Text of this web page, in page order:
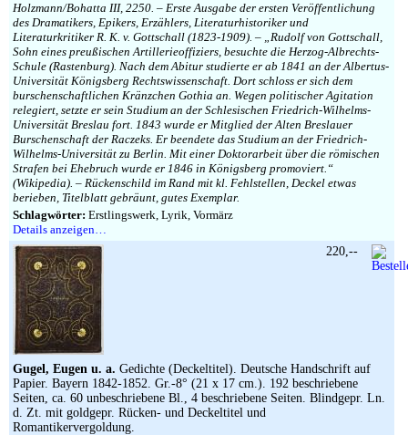
Holzmann/Bohatta III, 2250. – Erste Ausgabe der ersten Veröffentlichung
des Dramatikers, Epikers, Erzählers, Literaturhistoriker und
Literaturkritiker R. K. v. Gottschall (1823-1909). – „Rudolf von Gottschall,
Sohn eines preußischen Artillerieoffiziers, besuchte die Herzog-Albrechts-
Schule (Rastenburg). Nach dem Abitur studierte er ab 1841 an der Albertus-
Universität Königsberg Rechtswissenschaft. Dort schloss er sich dem
burschenschaftlichen Kränzchen Gothia an. Wegen politischer Agitation
relegiert, setzte er sein Studium an der Schlesischen Friedrich-Wilhelms-
Universität Breslau fort. 1843 wurde er Mitglied der Alten Breslauer
Burschenschaft der Raczeks. Er beendete das Studium an der Friedrich-
Wilhelms-Universität zu Berlin. Mit einer Doktorarbeit über die römischen
Strafen bei Ehebruch wurde er 1846 in Königsberg promoviert.“
(Wikipedia). – Rückenschild im Rand mit kl. Fehlstellen, Deckel etwas
berieben, Titelblatt gebräunt, gutes Exemplar.
Schlagwörter: Erstlingswerk, Lyrik, Vormärz
Details anzeigen…
Gugel, Eugen u. a. Gedichte (Deckeltitel). Deutsche Handschrift auf
Papier. Bayern 1842-1852. Gr.-8° (21 x 17 cm.). 192 beschriebene
Seiten, ca. 60 unbeschriebene Bl., 4 beschriebene Seiten. Blindgepr. Ln.
d. Zt. mit goldgepr. Rücken- und Deckeltitel und
Romantikervergoldung.
220,--